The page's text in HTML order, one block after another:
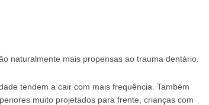
naturalmente mais propensas ao trauma dentário.
tendem a cair com mais frequência. Também
muito projetados para frente, crianças com